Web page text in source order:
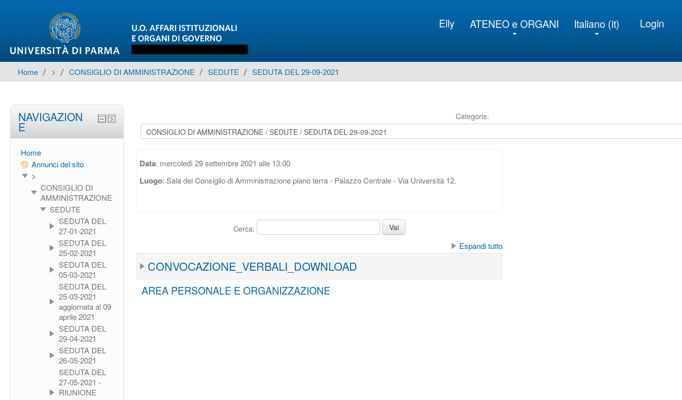
Elly Login
ATENEO e ORGANI Italiano ‎(it)‎
Home ▶︎ > ▶︎ CONSIGLIO DI AMMINISTRAZIONE ▶︎ SEDUTE ▶︎ SEDUTA DEL 29-09-2021
Categorie:
Data: mercoledì 29 settembre 2021 alle 13:00
Luogo: Sala del Consiglio di Amministrazione piano terra - Palazzo Centrale - Via Università 12.
Cerca:
Espandi tutto
CONVOCAZIONE_VERBALI_DOWNLOAD
AREA PERSONALE E ORGANIZZAZIONE
NAVIGAZION
E
Home
Annunci del sito
>
CONSIGLIO DI
AMMINISTRAZIONE
SEDUTE
SEDUTA DEL
27-01-2021
SEDUTA DEL
25-02-2021
SEDUTA DEL
05-03-2021
SEDUTA DEL
25-03-2021
aggiornata al 09
aprile 2021
SEDUTA DEL
29-04-2021
SEDUTA DEL
26-05-2021
SEDUTA DEL
27-05-2021 -
RIUNIONE